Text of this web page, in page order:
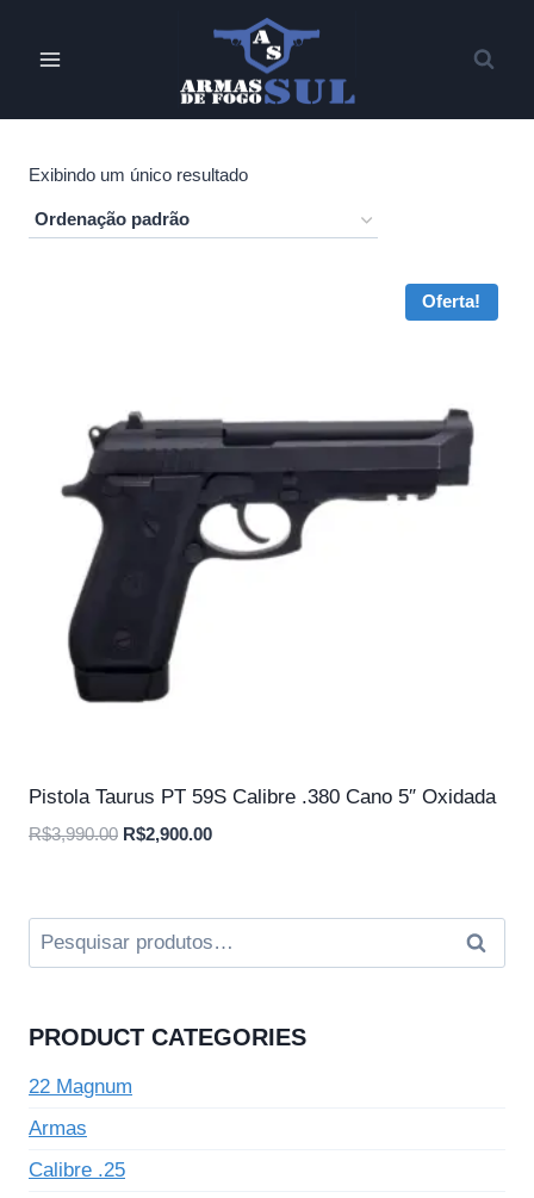
Exibindo um único resultado
Oferta!
Pistola Taurus PT 59S Calibre .380 Cano 5″ Oxidada
R$3,990.00 O
era:
R$3,990.00.
R$2,900.00O
é:
R$2,900.00.
Pesquisar
por:
PRODUCT CATEGORIES
22 Magnum
Armas
Calibre .25